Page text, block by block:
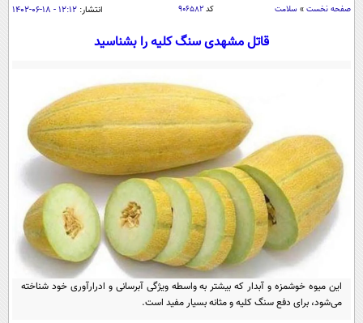
اقتصاد
اقتصادی
جامعه
حوادث
سلامت
یک برش دانایی
محیط زیست
سفر و تفریح
بین الملل
سیاست خارجی
فرهنگ و هنر
علم و دانش
فناوری و It
علمی
اخبار کریپتو
قرآن
گوناگون
سرگرمی
باشگاه مغز
مجله تصویری سلاح
فیلم
اقتصاد
ورزش
عصر ایران 2
خواندنی ها و دیدنی ها
آموزش زبان
صفحه نخست » سلامت کد۹۰۶۵۸۲ انتشار: ۱۲:۱۲ - ۱۸-۰۶-۱۴۰۲
قاتل مشهدی سنگ کلیه را بشناسید
این میوه خوشمزه و آبدار که بیشتر به واسطه ویژگی آبرسانی و ادرارآوری خود شناخته
می‌شود، برای دفع سنگ کلیه و مثانه بسیار مفید است.